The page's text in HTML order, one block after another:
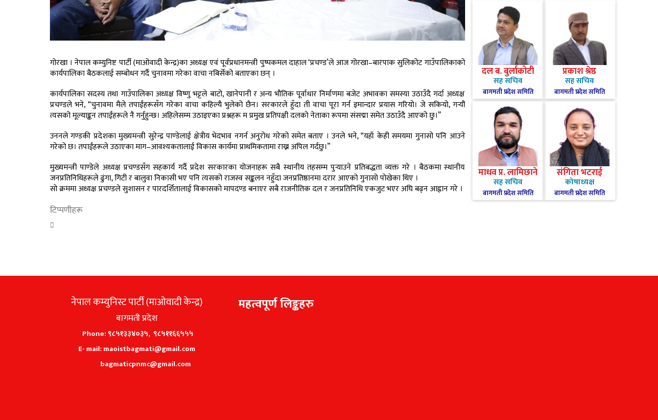
गोरखा । नेपाल कम्युनिष्ट पार्टी (माओवादी केन्द्र)का अध्यक्ष एवं पूर्वप्रधानमन्त्री पुष्पकमल दाहाल ‘प्रचण्ड’ले आज गोरखा–बारपाक सुलिकोट गाउँपालिकाको
कार्यपालिका बैठकलाई सम्बोधन गर्दै चुनावमा गरेका वाचा नबिर्सेको बताएका छन् ।
कार्यपालिका सदस्य तथा गाउँपालिका अध्यक्ष विष्णु भट्टले बाटो, खानेपानी र अन्य भौतिक पूर्वाधार निर्माणमा बजेट अभावका समस्या उठाउँदै गर्दा अध्यक्ष
प्रचण्डले भने, “चुनावमा मैले तपाईंहरूसँग गरेका वाचा कहिल्यै भुलेको छैन। सरकारले हुँदा ती वाचा पूरा गर्न इमान्दार प्रयास गरियो। जे सकियो, गर्‍यौं
त्यसको मूल्याङ्कन तपाईंहरूले नै गर्नुहुन्छ। अहिलेसम्म उठाइएका प्रश्नहरू म प्रमुख प्रतिपक्षी दलको नेताका रूपमा संसद्मा समेत उठाउँदै आएको छु।”
उननले गण्डकी प्रदेशका मुख्यमन्त्री सुरेन्द्र पाण्डेलाई क्षेत्रीय भेदभाव नगर्न अनुरोध गरेको समेत बताए । उनले भने, “यहाँ केही समयमा गुनासो पनि आउने
गरेको छ। तपाईंहरूले उठाएका माग–आवश्यकतालाई विकास कार्यमा प्राथमिकतामा राख्न अपिल गर्दछु।”
मुख्यमन्त्री पाण्डेले अध्यक्ष प्रचण्डसँग सहकार्य गर्दै प्रदेश सरकारका योजनाहरू सबै स्थानीय तहसम्म पुर्‍याउने प्रतिबद्धता व्यक्त गरे । बैठकमा स्थानीय
जनप्रतिनिधिहरूले ढुंगा, गिटी र बालुवा निकासी भए पनि त्यसको राजस्व सङ्कलन नहुँदा जनप्रतिष्ठानमा दरार आएको गुनासो पोखेका थिए ।
सो क्रममा अध्यक्ष प्रचण्डले सुशासन र पारदर्शितालाई विकासको मापदण्ड बनाएर सबै राजनीतिक दल र जनप्रतिनिधि एकजुट भएर अघि बढ्न आह्वान गरे ।
टिप्पणीहरू
दल ब. बुर्लाकोटी
सह सचिव
बागमती प्रदेश समिति
प्रकाश श्रेष्ठ
सह सचिव
बागमती प्रदेश समिति
माधव प्र. लामिछाने
सह सचिव
बागमती प्रदेश समिति
संगिता भटराई
कोषाध्यक्ष
बागमती प्रदेश समिति
नेपाल कम्युनिस्ट पार्टी (माओवादी केन्द्र)
बागमती प्रदेश
Phone: ९८५१३३४०३५, ९८५११६६५५५
E- mail: maoistbagmati@gmail.com
bagmaticpnmc@gmail.com
महत्वपूर्ण लिङ्कहरु